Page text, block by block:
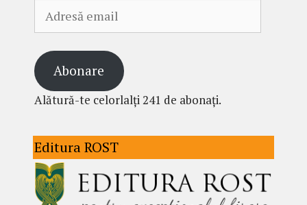
email
Abonare
Alătură-te celorlalți 241 de abonați.
Editura ROST